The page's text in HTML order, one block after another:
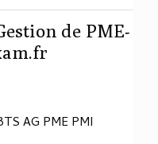
de PME-
AG PME PMI